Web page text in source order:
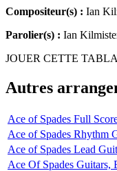
Compositeur(s) : Ian
Parolier(s) : Ian
JOUER CETTE
Autres
Ace of Spades Full
Ace of Spades Rhythm
Ace of Spades Lead
Ace Of Spades Guitars,